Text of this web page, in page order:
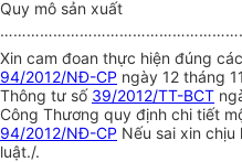
Quy mô sản xuất
Xin cam đoan thực hiện đúng
94/2012/NĐ-CP ngày 12 tháng
Thông tư số 39/2012/TT-BCT
Công Thương quy định chi tiết
94/2012/NĐ-CP Nếu sai xin
luật./.